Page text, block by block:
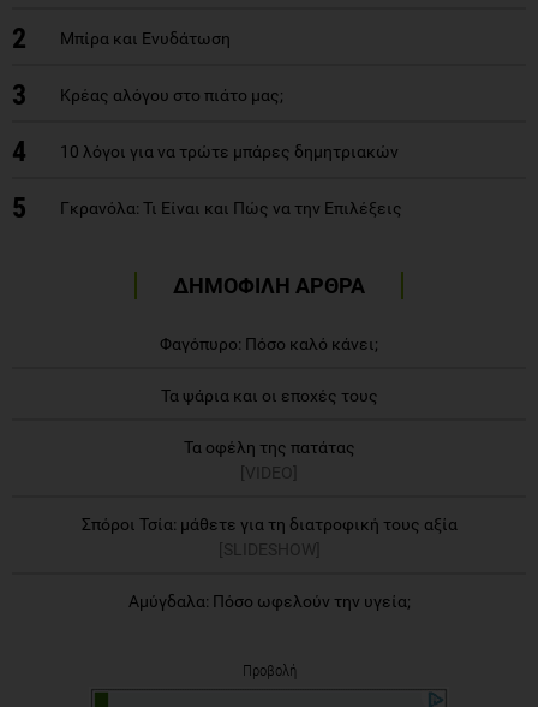
2 Μπίρα και Ενυδάτωση
3 Κρέας αλόγου στο πιάτο μας;
4 10 λόγοι για να τρώτε μπάρες δημητριακών
5 Γκρανόλα: Τι Είναι και Πώς να την Επιλέξεις
ΔΗΜΟΦΙΛΗ ΑΡΘΡΑ
Φαγόπυρο: Πόσο καλό κάνει;
Τα ψάρια και οι εποχές τους
Τα οφέλη της πατάτας
[VIDEO]
Σπόροι Τσία: μάθετε για τη διατροφική τους αξία
[SLIDESHOW]
Αμύγδαλα: Πόσο ωφελούν την υγεία;
Προβολή